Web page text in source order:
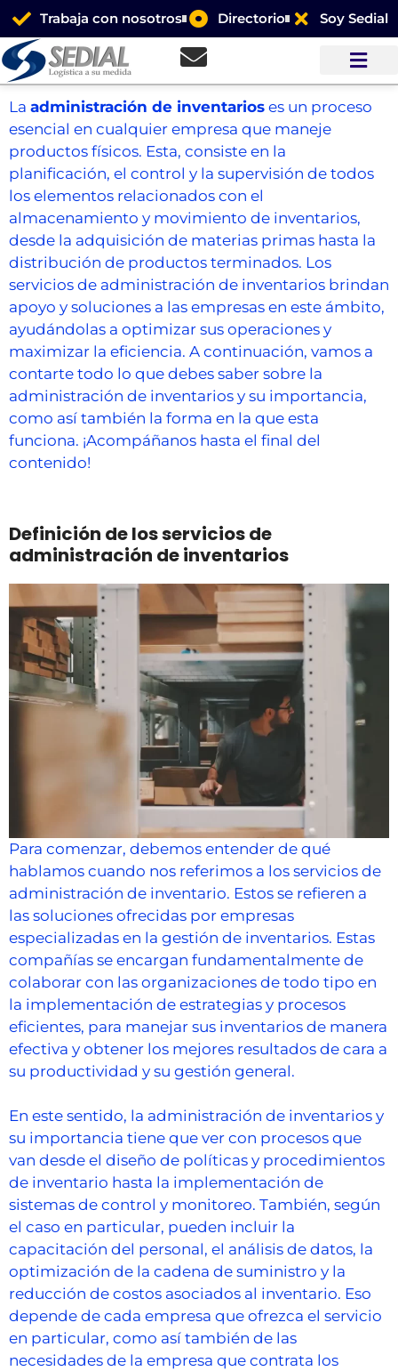
Trabaja con nosotros Directorio Soy Sedial
La administración de inventarios es un proceso
esencial en cualquier empresa que maneje
productos físicos. Esta, consiste en la
planificación, el control y la supervisión de todos
los elementos relacionados con el
almacenamiento y movimiento de inventarios,
desde la adquisición de materias primas hasta la
distribución de productos terminados. Los
servicios de administración de inventarios brindan
apoyo y soluciones a las empresas en este ámbito,
ayudándolas a optimizar sus operaciones y
maximizar la eficiencia. A continuación, vamos a
contarte todo lo que debes saber sobre la
administración de inventarios y su importancia,
como así también la forma en la que esta
funciona. ¡Acompáñanos hasta el final del
contenido!
Definición de los servicios de
administración de inventarios
Para comenzar, debemos entender de qué
hablamos cuando nos referimos a los servicios de
administración de inventario. Estos se refieren a
las soluciones ofrecidas por empresas
especializadas en la gestión de inventarios. Estas
compañías se encargan fundamentalmente de
colaborar con las organizaciones de todo tipo en
la implementación de estrategias y procesos
eficientes, para manejar sus inventarios de manera
efectiva y obtener los mejores resultados de cara a
su productividad y su gestión general.
En este sentido, la administración de inventarios y
su importancia tiene que ver con procesos que
van desde el diseño de políticas y procedimientos
de inventario hasta la implementación de
sistemas de control y monitoreo. También, según
el caso en particular, pueden incluir la
capacitación del personal, el análisis de datos, la
optimización de la cadena de suministro y la
reducción de costos asociados al inventario. Eso
depende de cada empresa que ofrezca el servicio
en particular, como así también de las
necesidades de la empresa que contrata los